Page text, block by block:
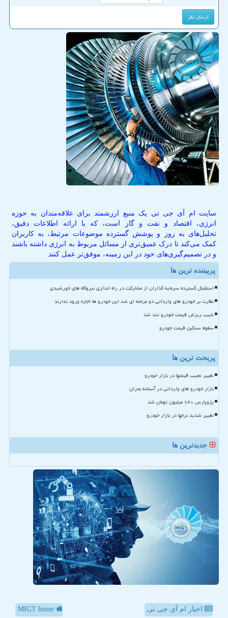
سایت ام آی جی تی یک منبع ارزشمند برای علاقه‌مندان به حوزه
انرژی، اقتصاد و نفت و گاز است، که با ارائه اطلاعات دقیق،
تحلیل‌های به روز و پوشش گسترده موضوعات مرتبط، به کاربران
کمک می‌کند تا درک عمیق‌تری از مسائل مربوط به انرژی داشته باشند
و در تصمیم‌گیری‌های خود در این زمینه، موفق‌تر عمل کنند
پربیننده ترین ها
استقبال گسترده سرمایه گذاران از مشارکت در راه اندازی نیروگاه های خورشیدی
نظارت بر خودرو های وارداتی دو مرحله ای شد این خودرو ها اجازه ورود ندارند
شیب ریزش قیمت خودرو تند شد
سقوط سنگین قیمت خودرو
پربحث ترین ها
تغییر عجیب قیمتها در بازار خودرو
بازار خودرو های وارداتی در آستانه بحران
پژوپارس ۶۴۰ میلیون تومان شد
تغییر شدید نرخها در بازار خودرو
جدیدترین ها
اخبار ام آی جی تی